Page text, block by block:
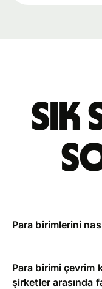
Para birimlerini
Para birimi çevrim
şirketler arasında